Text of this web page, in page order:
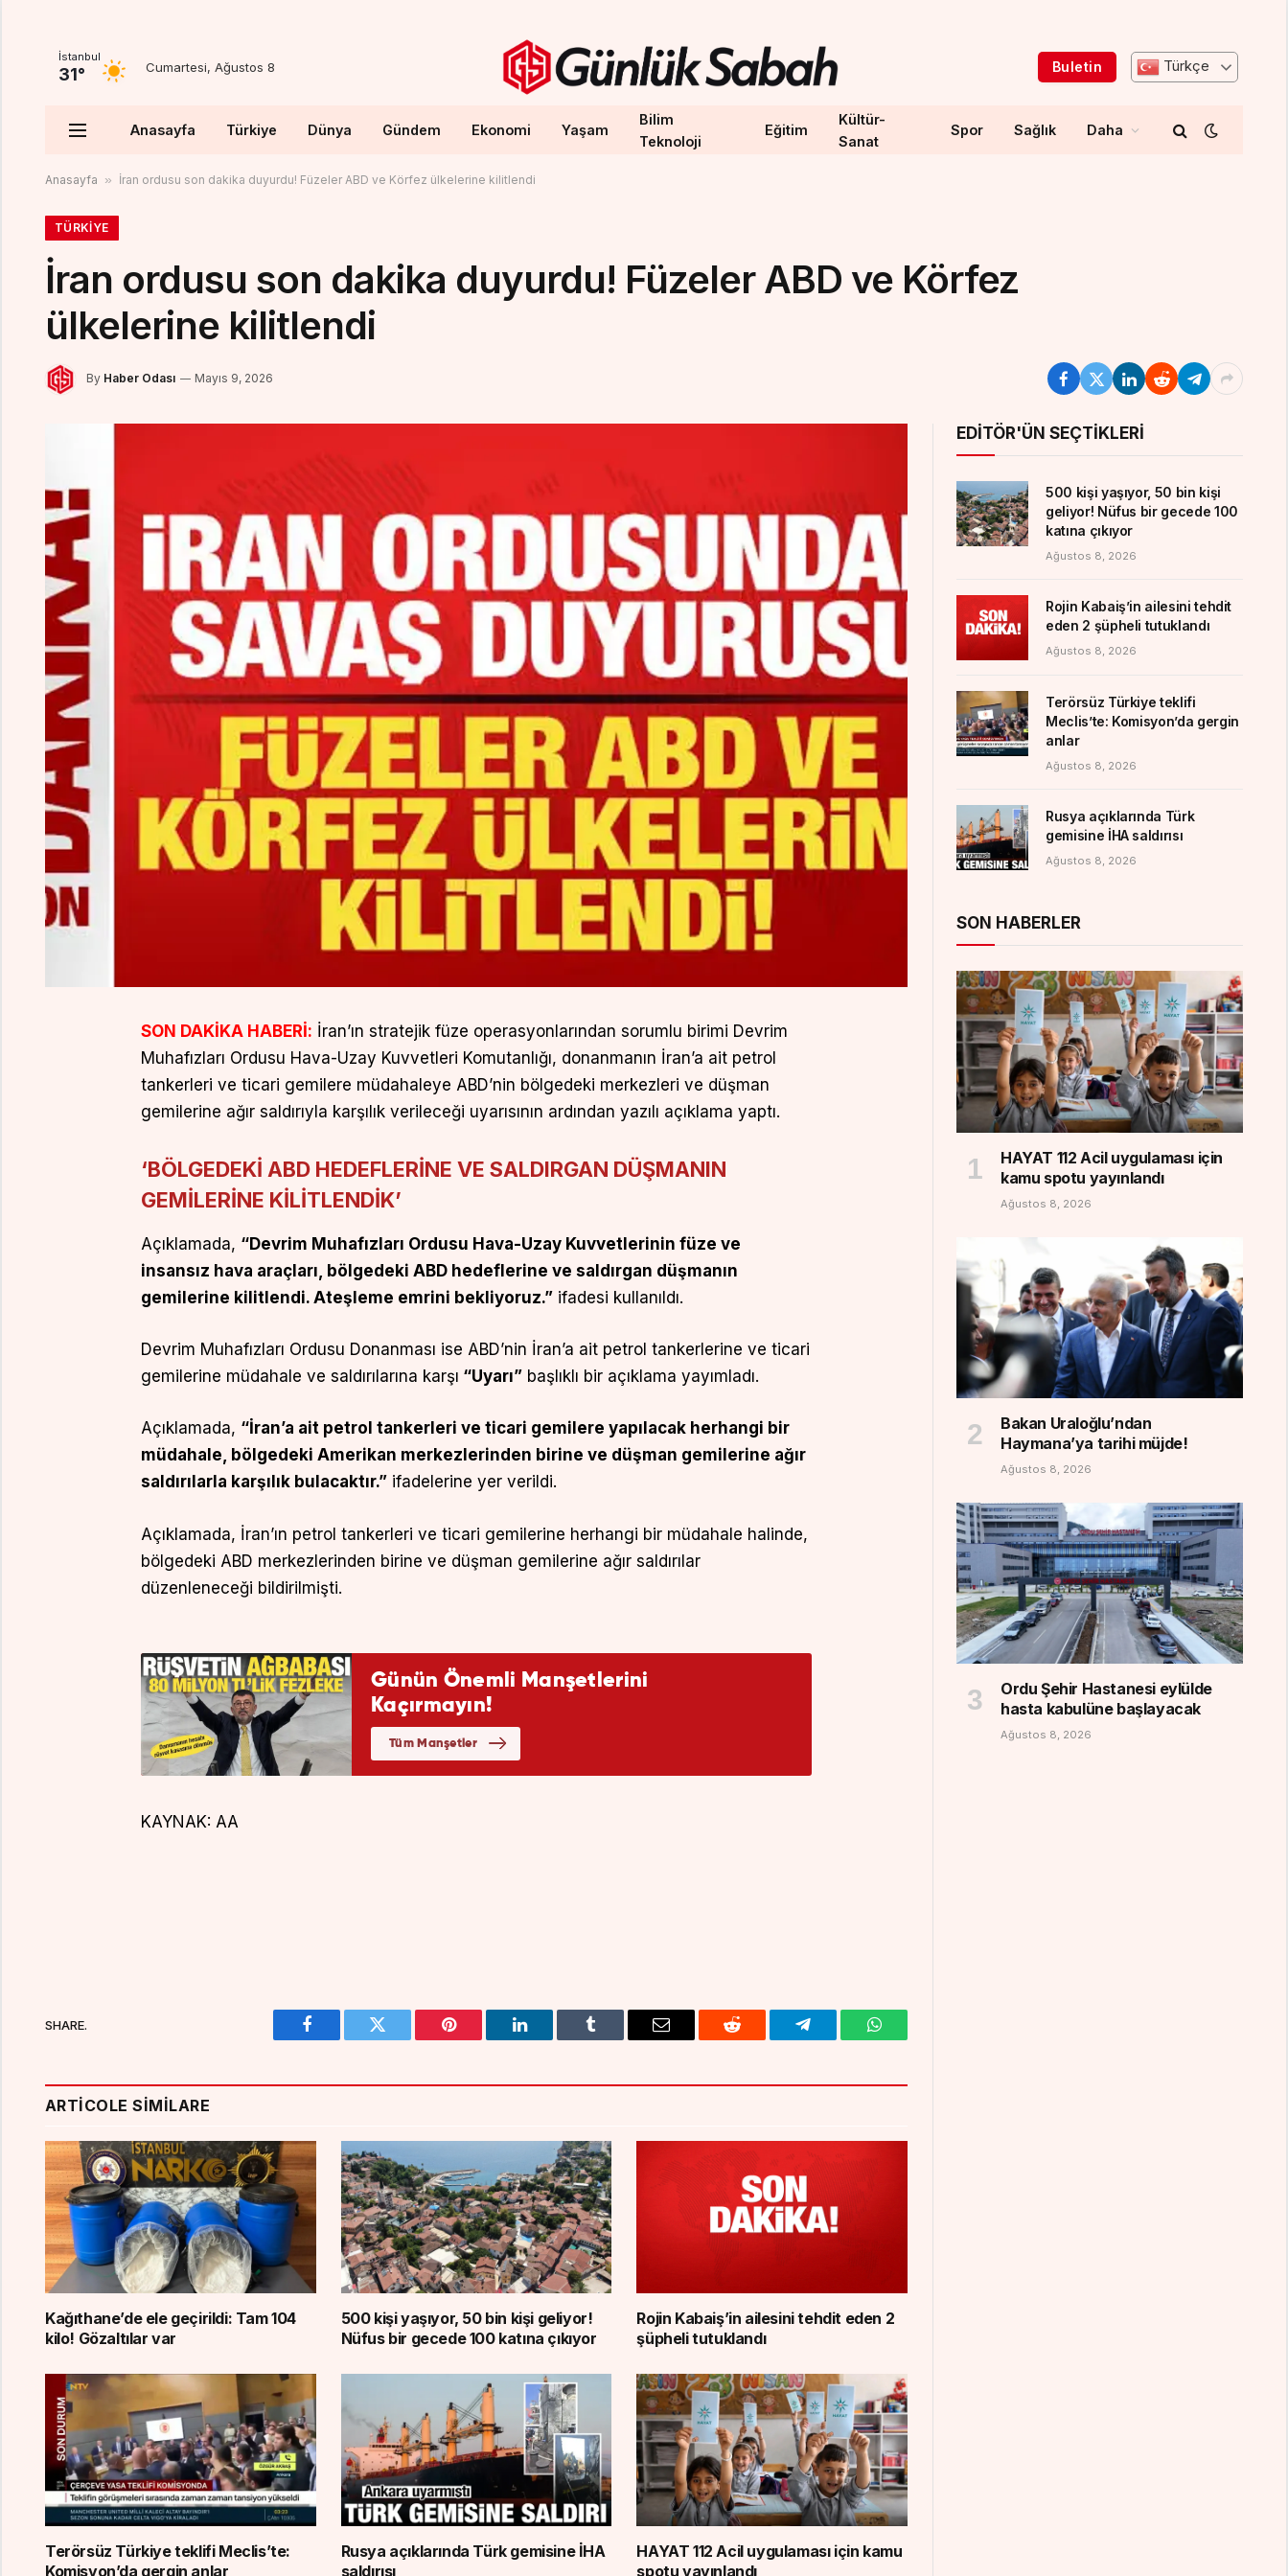
İstanbul
31° Cumartesi, Ağustos 8 Buletin Türkçe
Anasayfa Türkiye Dünya Gündem Ekonomi Yaşam
Bilim
Teknoloji
Eğitim
Kültür-
Sanat
Spor Sağlık Daha
Anasayfa » İran ordusu son dakika duyurdu! Füzeler ABD ve Körfez ülkelerine kilitlendi
TÜRKIYE
İran ordusu son dakika duyurdu! Füzeler ABD ve Körfez
ülkelerine kilitlendi
By Haber Odası Mayıs 9, 2026
SON DAKİKA HABERİ: İran’ın stratejik füze operasyonlarından sorumlu birimi Devrim
Muhafızları Ordusu Hava-Uzay Kuvvetleri Komutanlığı, donanmanın İran’a ait petrol
tankerleri ve ticari gemilere müdahaleye ABD’nin bölgedeki merkezleri ve düşman
gemilerine ağır saldırıyla karşılık verileceği uyarısının ardından yazılı açıklama yaptı.
‘BÖLGEDEKİ ABD HEDEFLERİNE VE SALDIRGAN DÜŞMANIN
GEMİLERİNE KİLİTLENDİK’
Açıklamada, “Devrim Muhafızları Ordusu Hava-Uzay Kuvvetlerinin füze ve
insansız hava araçları, bölgedeki ABD hedeflerine ve saldırgan düşmanın
gemilerine kilitlendi. Ateşleme emrini bekliyoruz.”ifadesi kullanıldı.
Devrim Muhafızları Ordusu Donanması ise ABD’nin İran’a ait petrol tankerlerine ve ticari
gemilerine müdahale ve saldırılarına karşı “Uyarı”başlıklı bir açıklama yayımladı.
Açıklamada, “İran’a ait petrol tankerleri ve ticari gemilere yapılacak herhangi bir
müdahale, bölgedeki Amerikan merkezlerinden birine ve düşman gemilerine ağır
saldırılarla karşılık bulacaktır.”ifadelerine yer verildi.
Açıklamada, İran’ın petrol tankerleri ve ticari gemilerine herhangi bir müdahale halinde,
bölgedeki ABD merkezlerinden birine ve düşman gemilerine ağır saldırılar
düzenleneceği bildirilmişti.
KAYNAK: AA
SHARE.
Facebook Twitter Pinterest LinkedIn Tumblr Email Reddit Telegram WhatsApp
ARTICOLE SIMILARE
Kağıthane’de ele geçirildi: Tam 104
kilo! Gözaltılar var
500 kişi yaşıyor, 50 bin kişi geliyor!
Nüfus bir gecede 100 katına çıkıyor
Rojin Kabaiş’in ailesini tehdit eden 2
şüpheli tutuklandı
Terörsüz Türkiye teklifi Meclis’te:
Komisyon’da gergin anlar
Rusya açıklarında Türk gemisine İHA
saldırısı
HAYAT 112 Acil uygulaması için kamu
spotu yayınlandı
EDITÖR'ÜN SEÇTIKLERI
500 kişi yaşıyor, 50 bin kişi
geliyor! Nüfus bir gecede 100
katına çıkıyor
Ağustos 8, 2026
Rojin Kabaiş’in ailesini tehdit
eden 2 şüpheli tutuklandı
Ağustos 8, 2026
Terörsüz Türkiye teklifi
Meclis’te: Komisyon’da gergin
anlar
Ağustos 8, 2026
Rusya açıklarında Türk
gemisine İHA saldırısı
Ağustos 8, 2026
SON HABERLER
HAYAT 112 Acil uygulaması için
kamu spotu yayınlandı
Ağustos 8, 2026
Bakan Uraloğlu’ndan
Haymana’ya tarihi müjde!
Ağustos 8, 2026
Ordu Şehir Hastanesi eylülde
hasta kabulüne başlayacak
Ağustos 8, 2026